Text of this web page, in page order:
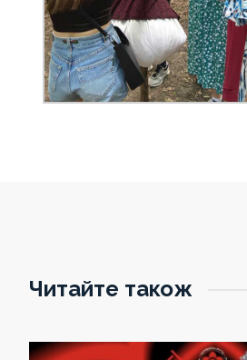
Читайте також